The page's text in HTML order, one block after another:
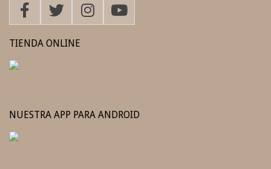
TIENDA ONLINE
NUESTRA APP PARA ANDROID